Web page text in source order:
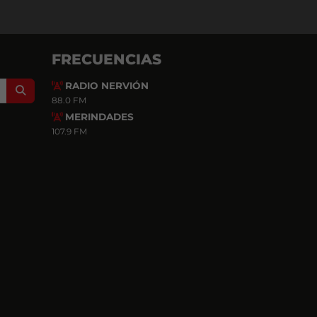
Search
FRECUENCIAS
RADIO NERVIÓN
88.0 FM
MERINDADES
107.9 FM